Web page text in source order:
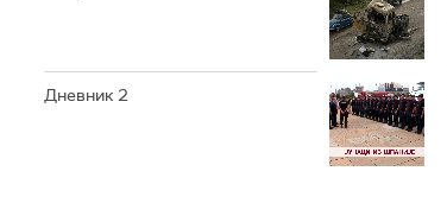
Дневник 2